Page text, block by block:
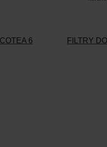
6
FILTRY